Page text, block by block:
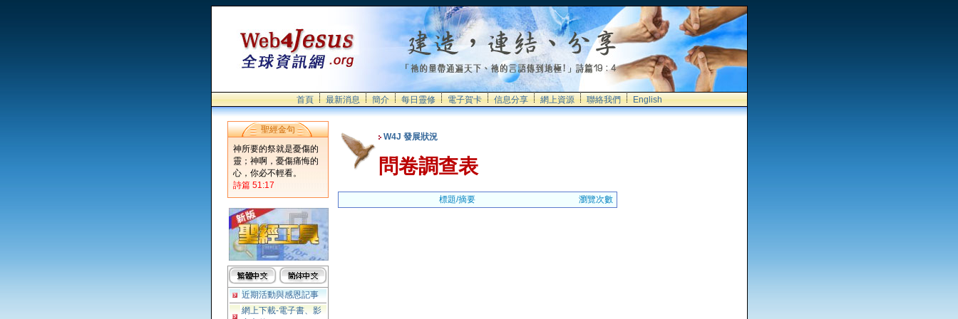
首頁 最新消息 簡介 每日靈修 電子賀卡 信息分享 網上資源 聯絡我們 English
聖經金句
神所要的祭就是憂傷的
靈；神啊，憂傷痛悔的
心，你必不輕看。
詩篇 51:17
近期活動與感恩記事
網上下載-電子書、影
W4J 發展狀況
問卷調查表
標題/摘要 瀏覽次數